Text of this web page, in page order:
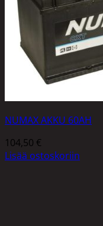
NUMAX AKKU 60AH
104,50 €
Lisää ostoskoriin